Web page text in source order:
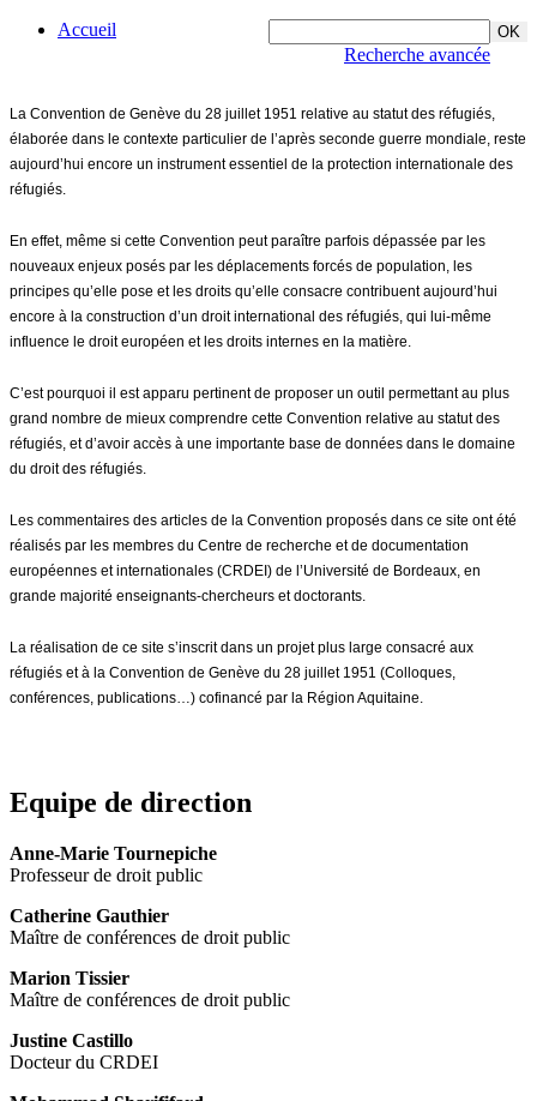
Recherche avancée
Accueil
La Convention de Genève du 28 juillet 1951 relative au statut des réfugiés,
élaborée dans le contexte particulier de l’après seconde guerre mondiale, reste
aujourd’hui encore un instrument essentiel de la protection internationale des
réfugiés.
En effet, même si cette Convention peut paraître parfois dépassée par les
nouveaux enjeux posés par les déplacements forcés de population, les
principes qu’elle pose et les droits qu’elle consacre contribuent aujourd’hui
encore à la construction d’un droit international des réfugiés, qui lui-même
influence le droit européen et les droits internes en la matière.
C’est pourquoi il est apparu pertinent de proposer un outil permettant au plus
grand nombre de mieux comprendre cette Convention relative au statut des
réfugiés, et d’avoir accès à une importante base de données dans le domaine
du droit des réfugiés.
Les commentaires des articles de la Convention proposés dans ce site ont été
réalisés par les membres du Centre de recherche et de documentation
européennes et internationales (CRDEI) de l’Université de Bordeaux, en
grande majorité enseignants-chercheurs et doctorants.
La réalisation de ce site s’inscrit dans un projet plus large consacré aux
réfugiés et à la Convention de Genève du 28 juillet 1951 (Colloques,
conférences, publications…) cofinancé par la Région Aquitaine.
Equipe de direction
Anne-Marie Tournepiche
Professeur de droit public
Catherine Gauthier
Maître de conférences de droit public
Marion Tissier
Maître de conférences de droit public
Justine Castillo
Docteur du CRDEI